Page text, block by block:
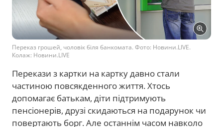
Переказ грошей, чоловік біля банкомата. Фото: Новини.LIVE.
Колаж: Новини.LIVE
Перекази з картки на картку давно стали
частиною повсякденного життя. Хтось
допомагає батькам, діти підтримують
пенсіонерів, друзі скидаються на подарунок чи
повертають борг. Але останнім часом навколо